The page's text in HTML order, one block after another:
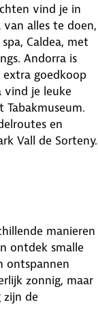
vind je in
alles te doen,
Caldea, met
Andorra is
extra goedkoop
vind je leuke
Tabakmuseum.
en
Vall de Sorteny.
manieren
ontdek smalle
ontspannen
zonnig, maar
zijn de